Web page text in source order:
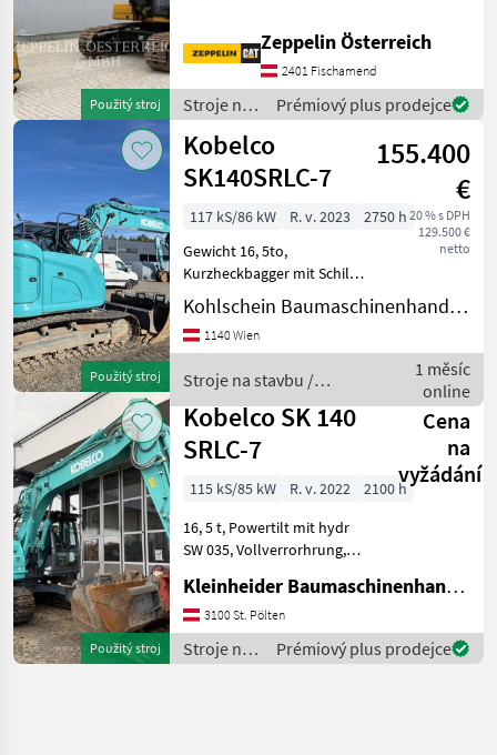
Použitý stroj
360° Kamera Reach-
Ausleger 6, 15 m + Stiel 3, 20
Zusatzs
Zeppelin Österreich
2401 Fischamend
Stroje na
stavbu /
CAT
Prémiový plus prodejce
Použitý stroj
Kobelco
SK140SRLC-7
155.400
€
20 % s DPH
129.500 €
netto
117 kS/86 kW R. v. 2023
2750 h
Gewicht 16, 5to,
Kurzheckbagger mit Schild,
600mm Stahlplatten mit
Gummipads, komplette
Ausstattung,
hydr. Schnellwechsler
SW035/Martin MH18, 2
Kohlschein Baumaschinenhandel GmbH
1140 Wien
Stroje na stavbu /
Kobelco
1 měsíc
online
Použitý stroj
Kobelco SK 140
SRLC-7
Cena
na
vyžádání
115 kS/85 kW R. v. 2022
2100 h
16, 5 t, Powertilt mit hydr
SW 035, Vollverrorhrung,
2 TL , 1 Böschungslöffel,
Eisenketten mit
Eisenplatten und
geschraubten
Kleinheider Baumaschinenhandel GmbH.
3100 St. Pölten
Stroje na
stavbu /
Prémiový plus prodejce